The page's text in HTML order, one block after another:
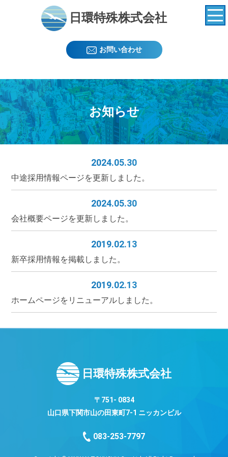
日環特殊株式会社
お問い合わせ
お知らせ
2024.05.30
中途採用情報ページを更新しました。
2024.05.30
会社概要ページを更新しました。
2019.02.13
新卒採用情報を掲載しました。
2019.02.13
ホームページをリニューアルしました。
日環特殊株式会社
〒751- 0834
山口県下関市山の田東町7-1 ニッカンビル
083-253-7797